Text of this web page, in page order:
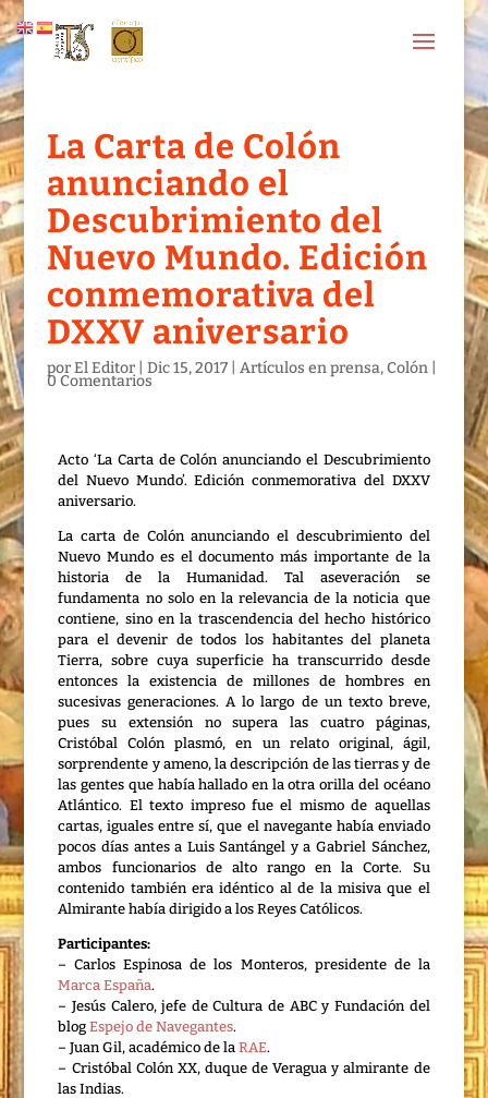
La Carta de Colón
anunciando el
Descubrimiento del
Nuevo Mundo. Edición
conmemorativa del
DXXV aniversario
porEl Editor| Dic 15, 2017| Artículos en prensa,Colón|
0 Comentarios
Acto ‘La Carta de Colón anunciando el Descubrimiento
del Nuevo Mundo’. Edición conmemorativa del DXXV
aniversario.
La carta de Colón anunciando el descubrimiento del
Nuevo Mundo es el documento más importante de la
historia de la Humanidad. Tal aseveración se
fundamenta no solo en la relevancia de la noticia que
contiene, sino en la trascendencia del hecho histórico
para el devenir de todos los habitantes del planeta
Tierra, sobre cuya superficie ha transcurrido desde
entonces la existencia de millones de hombres en
sucesivas generaciones. A lo largo de un texto breve,
pues su extensión no supera las cuatro páginas,
Cristóbal Colón plasmó, en un relato original, ágil,
sorprendente y ameno, la descripción de las tierras y de
las gentes que había hallado en la otra orilla del océano
Atlántico. El texto impreso fue el mismo de aquellas
cartas, iguales entre sí, que el navegante había enviado
pocos días antes a Luis Santángel y a Gabriel Sánchez,
ambos funcionarios de alto rango en la Corte. Su
contenido también era idéntico al de la misiva que el
Almirante había dirigido a los Reyes Católicos.
Participantes:
– Carlos Espinosa de los Monteros, presidente de la
Marca España.
– Jesús Calero, jefe de Cultura de ABC y Fundación del
blogEspejo de Navegantes.
– Juan Gil, académico de laRAE.
– Cristóbal Colón XX, duque de Veragua y almirante de
las Indias.